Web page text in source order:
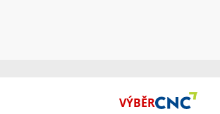
VÝBĚR